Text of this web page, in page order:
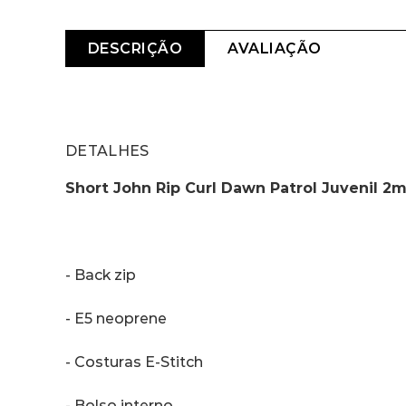
DESCRIÇÃO AVALIAÇÃO
DETALHES
Short John Rip Curl Dawn Patrol Juvenil
- Back zip
- E5 neoprene
- Costuras E-Stitch